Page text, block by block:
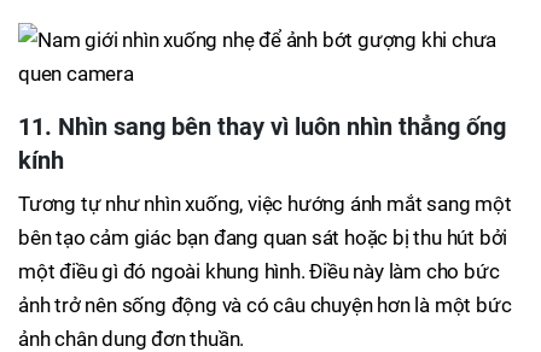
11. Nhìn sang bên thay vì luôn nhìn thẳng ống
kính
Tương tự như nhìn xuống, việc hướng ánh mắt sang một
bên tạo cảm giác bạn đang quan sát hoặc bị thu hút bởi
một điều gì đó ngoài khung hình. Điều này làm cho bức
ảnh trở nên sống động và có câu chuyện hơn là một bức
ảnh chân dung đơn thuần.